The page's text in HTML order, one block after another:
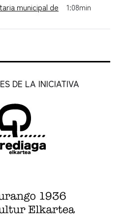
municipal de
1:08min
DE LA INICIATIVA